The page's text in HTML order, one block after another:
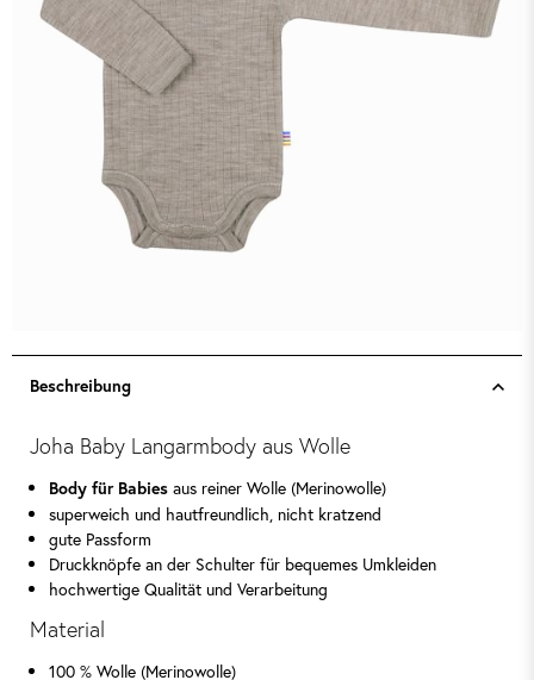
Beschreibung
Joha Baby Langarmbody aus Wolle
Body für Babies aus reiner Wolle (Merinowolle)
superweich und hautfreundlich, nicht kratzend
gute Passform
Druckknöpfe an der Schulter für bequemes Umkleiden
hochwertige Qualität und Verarbeitung
Material
100 % Wolle (Merinowolle)